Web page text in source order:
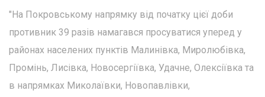
"На Покровському напрямку від початку цієї доби
противник 39 разів намагався просуватися уперед у
районах населених пунктів Малинівка, Миролюбівка,
Промінь, Лисівка, Новосергіївка, Удачне, Олексіївка та
в напрямках Миколаївки, Новопавлівки,